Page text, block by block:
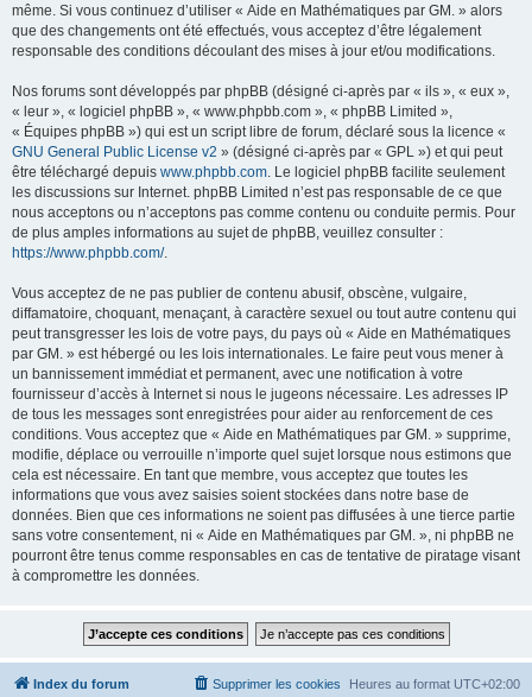
même. Si vous continuez d’utiliser « Aide en Mathématiques par GM. » alors
que des changements ont été effectués, vous acceptez d’être légalement
responsable des conditions découlant des mises à jour et/ou modifications.
Nos forums sont développés par phpBB (désigné ci-après par « ils », « eux »,
« leur », « logiciel phpBB », « www.phpbb.com », « phpBB Limited »,
« Équipes phpBB ») qui est un script libre de forum, déclaré sous la licence «
GNU General Public License v2 » (désigné ci-après par « GPL ») et qui peut
être téléchargé depuis www.phpbb.com. Le logiciel phpBB facilite seulement
les discussions sur Internet. phpBB Limited n’est pas responsable de ce que
nous acceptons ou n’acceptons pas comme contenu ou conduite permis. Pour
de plus amples informations au sujet de phpBB, veuillez consulter :
https://www.phpbb.com/.
Vous acceptez de ne pas publier de contenu abusif, obscène, vulgaire,
diffamatoire, choquant, menaçant, à caractère sexuel ou tout autre contenu qui
peut transgresser les lois de votre pays, du pays où « Aide en Mathématiques
par GM. » est hébergé ou les lois internationales. Le faire peut vous mener à
un bannissement immédiat et permanent, avec une notification à votre
fournisseur d’accès à Internet si nous le jugeons nécessaire. Les adresses IP
de tous les messages sont enregistrées pour aider au renforcement de ces
conditions. Vous acceptez que « Aide en Mathématiques par GM. » supprime,
modifie, déplace ou verrouille n’importe quel sujet lorsque nous estimons que
cela est nécessaire. En tant que membre, vous acceptez que toutes les
informations que vous avez saisies soient stockées dans notre base de
données. Bien que ces informations ne soient pas diffusées à une tierce partie
sans votre consentement, ni « Aide en Mathématiques par GM. », ni phpBB ne
pourront être tenus comme responsables en cas de tentative de piratage visant
à compromettre les données.
Index du forum Heures au format UTC+02:00
Supprimer les cookies